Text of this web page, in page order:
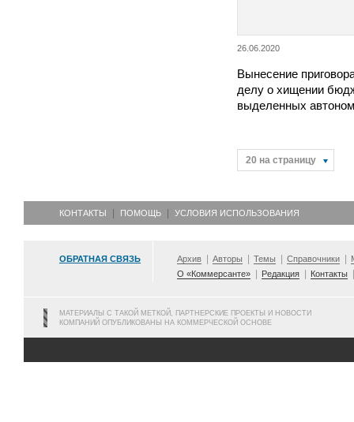
26.06.2020
Вынесение
делу о хищении
выделенных
20 на страницу
КОНТАКТЫ ПОМОЩЬ УСЛОВИЯ ИСПОЛЬЗОВАНИЯ
ОБРАТНАЯ СВЯЗЬ Архив Авторы Темы Справочники
О «Коммерсанте»
Редакция Контакты
МАТЕРИАЛЫ С ТАКОЙ МЕТКОЙ, ПАРТНЕРСКИЕ ПРОЕКТЫ И НОВОСТИ
КОМПАНИЙ ОПУБЛИКОВАНЫ НА КОММЕРЧЕСКОЙ ОСНОВЕ